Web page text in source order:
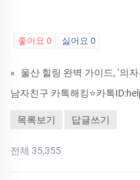
좋아요 0 싫어요 0
«
목록보기 답글쓰기
전체 35,355